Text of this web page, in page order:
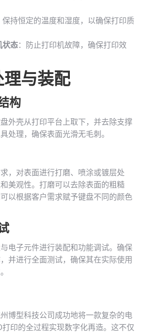
保持恒定的温度和湿度，以确保打印质
状态：防止打印机故障，确保打印效
与装配
构
外壳从打印平台上取下，并去除支撑
处理，确保表面光滑无毛刺。
，对表面进行打磨、喷涂或镀层处
美观性。打磨可以去除表面的粗糙
以根据客户需求赋予键盘不同的颜色
电子元件进行装配和功能调试。确保
并进行全面测试，确保其在实际使用
博型科技公司成功地将一款复杂的电
印的全过程实现数字化再造。这不仅